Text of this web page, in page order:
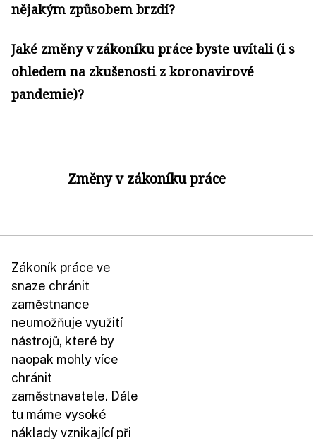
nějakým způsobem brzdí?
Jaké změny v zákoníku práce byste uvítali (i s
ohledem na zkušenosti z koronavirové
pandemie)?
Změny v zákoníku práce
Zákoník práce ve
snaze chránit
zaměstnance
neumožňuje využití
nástrojů, které by
naopak mohly více
chránit
zaměstnavatele. Dále
tu máme vysoké
náklady vznikající při